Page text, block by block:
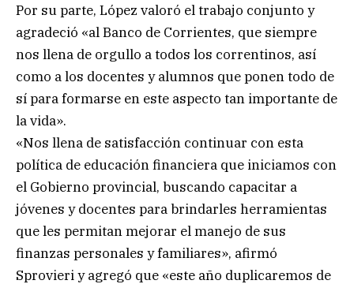
Por su parte, López valoró el trabajo conjunto y
agradeció «al Banco de Corrientes, que siempre
nos llena de orgullo a todos los correntinos, así
como a los docentes y alumnos que ponen todo de
sí para formarse en este aspecto tan importante de
la vida».
«Nos llena de satisfacción continuar con esta
política de educación financiera que iniciamos con
el Gobierno provincial, buscando capacitar a
jóvenes y docentes para brindarles herramientas
que les permitan mejorar el manejo de sus
finanzas personales y familiares», afirmó
Sprovieri y agregó que «este año duplicaremos de